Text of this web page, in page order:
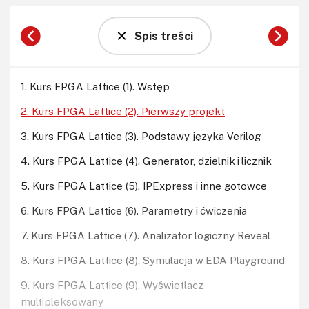
podsumowanie wszystkich wybranych opcji. Klikamy
Finish.
Spis treści
1. Kurs FPGA Lattice (1). Wstęp
2. Kurs FPGA Lattice (2). Pierwszy projekt
3. Kurs FPGA Lattice (3). Podstawy języka Verilog
4. Kurs FPGA Lattice (4). Generator, dzielnik i licznik
5. Kurs FPGA Lattice (5). IPExpress i inne gotowce
6. Kurs FPGA Lattice (6). Parametry i ćwiczenia
7. Kurs FPGA Lattice (7). Analizator logiczny Reveal
8. Kurs FPGA Lattice (8). Symulacja w EDA Playground
9. Kurs FPGA Lattice (9). Wyświetlacz
multipleksowany